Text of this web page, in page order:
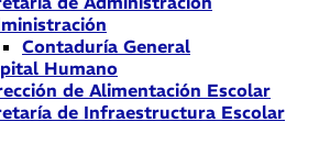
Contaduría General
Humano
de Alimentación Escolar
de Infraestructura Escolar